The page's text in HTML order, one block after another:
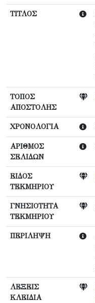
ΤΙΤΛΟΣ
ΤΟΠΟΣ
ΑΠΟΣΤΟΛΗΣ
ΧΡΟΝΟΛΟΓΙΑ
ΑΡΙΘΜΟΣ
ΣΕΛΙΔΩΝ
ΕΙΔΟΣ
ΤΕΚΜΗΡΙΟΥ
ΓΝΗΣΙΟΤΗΤΑ
ΤΕΚΜΗΡΙΟΥ
ΠΕΡΙΛΗΨΗ
ΛΕΞΕΙΣ
ΚΛΕΙΔΙΑ